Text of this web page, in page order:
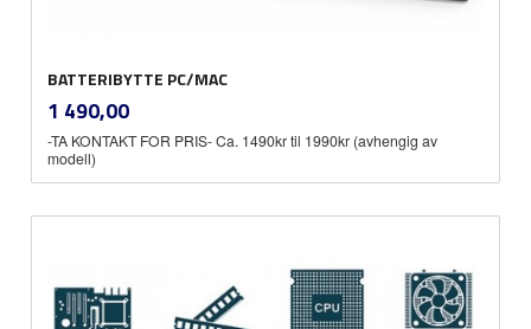
BATTERIBYTTE PC/MAC
Pris
1 490,00mva.
-TA KONTAKT FOR PRIS- Ca. 1490kr til 1990kr (avhengig av
modell)